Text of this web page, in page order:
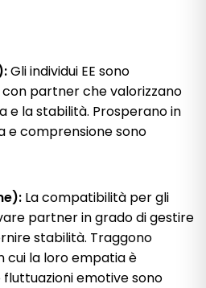
Gli individui EE sono
partner che valorizzano
e la stabilità. Prosperano in
e comprensione sono
La compatibilità per gli
partner in grado di gestire
stabilità. Traggono
cui la loro empatia è
emotive sono